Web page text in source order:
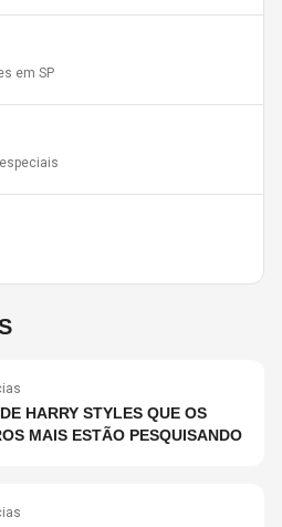
em SP
HARRY STYLES QUE OS
MAIS ESTÃO PESQUISANDO